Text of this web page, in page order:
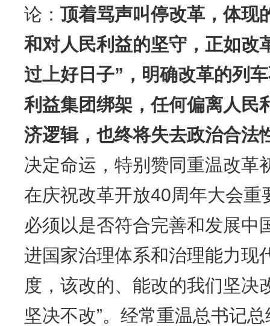
论： 顶着骂声叫停改革，体现
和对人民利益的坚守，正如
过上好日子”，明确改革的列
利益集团绑架，任何偏离人民
济逻辑，也终将失去政治合法
决定命运，特别赞同重温改革
在庆祝改革开放40周年大会重
必须以是否符合完善和发展中
进国家治理体系和治理能力现
度，该改的、能改的我们坚决
坚决不改”。经常重温总书记